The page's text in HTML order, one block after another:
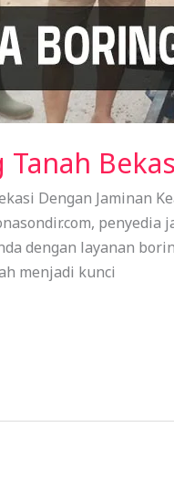
Tanah
Dengan Jaminan
dengan layanan
menjadi kunci